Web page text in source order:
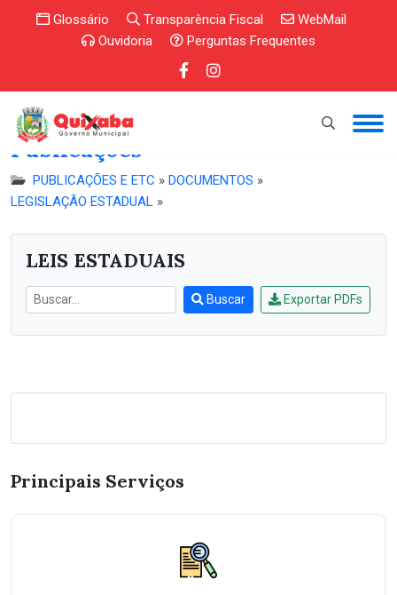
Glossário Transparência Fiscal
WebMail
Ouvidoria
Perguntas Frequentes
Publicações
PUBLICAÇÕES E ETC » DOCUMENTOS »
LEGISLAÇÃO ESTADUAL »
LEIS ESTADUAIS
Buscar Exportar PDFs
Principais Serviços